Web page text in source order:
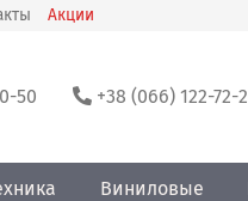
Акции
50 +38 (066) 122-72-
Виниловые